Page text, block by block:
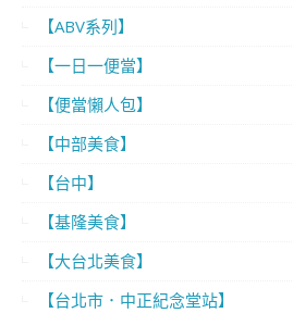
【ABV系列】
【一日一便當】
【便當懶人包】
【中部美食】
【台中】
【基隆美食】
【大台北美食】
【台北市．中正紀念堂站】